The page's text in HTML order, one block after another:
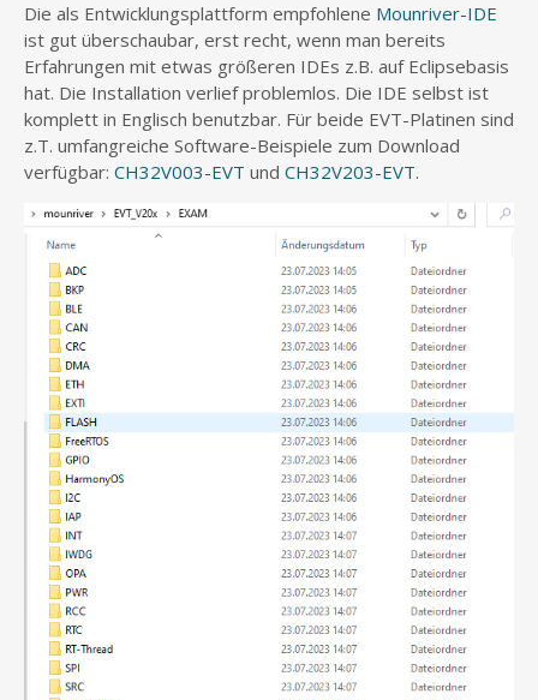
Die als Entwicklungsplattform empfohlene Mounriver-IDE
ist gut überschaubar, erst recht, wenn man bereits
Erfahrungen mit etwas größeren IDEs z.B. auf Eclipsebasis
hat. Die Installation verlief problemlos. Die IDE selbst ist
komplett in Englisch benutzbar. Für beide EVT-Platinen sind
z.T. umfangreiche Software-Beispiele zum Download
verfügbar: CH32V003-EVT und CH32V203-EVT.